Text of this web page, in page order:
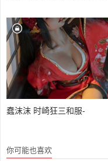
蠢沫沫 时崎狂三和服-
你可能也喜欢